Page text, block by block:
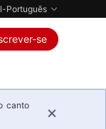
Português
se
canto